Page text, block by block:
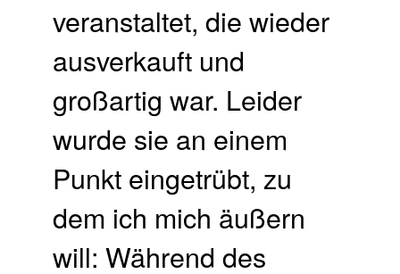
veranstaltet, die wieder
ausverkauft und
großartig war. Leider
wurde sie an einem
Punkt eingetrübt, zu
dem ich mich äußern
will: Während des